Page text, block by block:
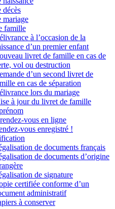
décès
mariage
famille
à l’occasion de la
d’un premier enfant
livret de famille en cas de
vol ou destruction
d’un second livret de
en cas de séparation
lors du mariage
à jour du livret de famille
vous en ligne
vous enregistré !
de documents français
de documents d’origine
de signature
certifiée conforme d’un
administratif
à conserver